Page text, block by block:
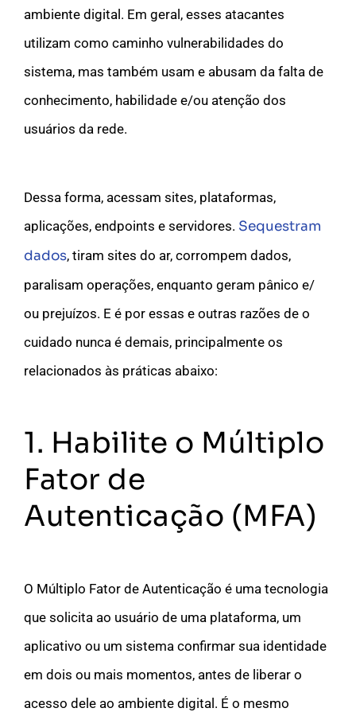
ambiente digital. Em geral, esses atacantes
utilizam como caminho vulnerabilidades do
sistema, mas também usam e abusam da falta de
conhecimento, habilidade e/ou atenção dos
usuários da rede.
Dessa forma, acessam sites, plataformas,
aplicações, endpoints e servidores. Sequestram
dados, tiram sites do ar, corrompem dados,
paralisam operações, enquanto geram pânico e/
ou prejuízos. E é por essas e outras razões de o
cuidado nunca é demais, principalmente os
relacionados às práticas abaixo:
1. Habilite o Múltiplo
Fator de
Autenticação (MFA)
O Múltiplo Fator de Autenticação é uma tecnologia
que solicita ao usuário de uma plataforma, um
aplicativo ou um sistema confirmar sua identidade
em dois ou mais momentos, antes de liberar o
acesso dele ao ambiente digital. É o mesmo